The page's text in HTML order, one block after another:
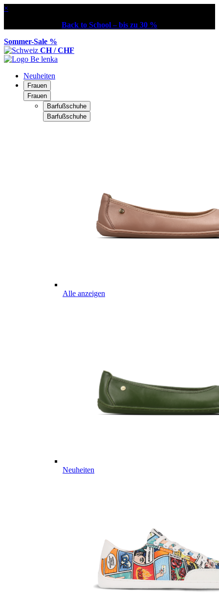
×
Back to School – bis zu 30 %
Sommer-Sale %
CH / CHF
Neuheiten
Frauen
Frauen
Barfußschuhe
Barfußschuhe
Alle anzeigen
Neuheiten